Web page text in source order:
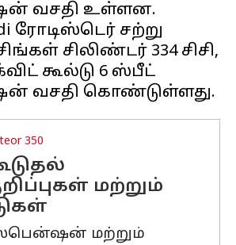
வசதி உள்ளன.
ரோடிஸ்டெர் சற்று
சிலிண்டர் 334 சிசி,
கூல்டு 6 ஸ்பீட்
350
மற்றும்
மற்றும்